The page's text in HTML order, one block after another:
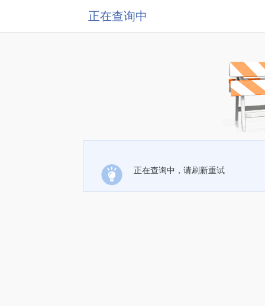
正在查询中
正在查询中，请刷新重试